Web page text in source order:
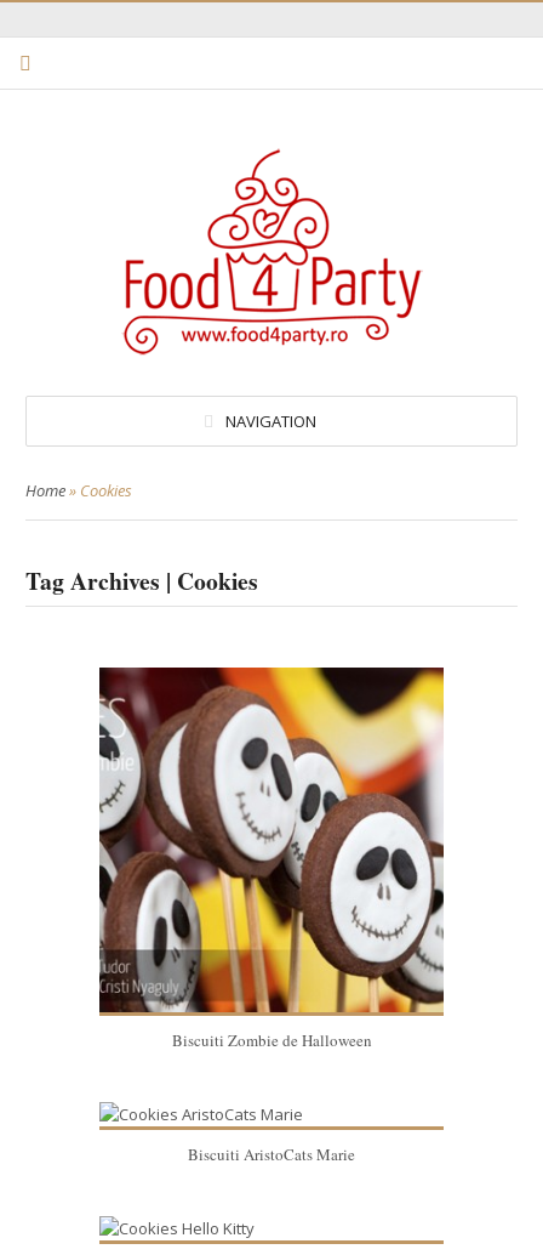
NAVIGATION
Home» Cookies
Tag Archives | Cookies
Biscuiti Zombie de Halloween
Biscuiti AristoCats Marie